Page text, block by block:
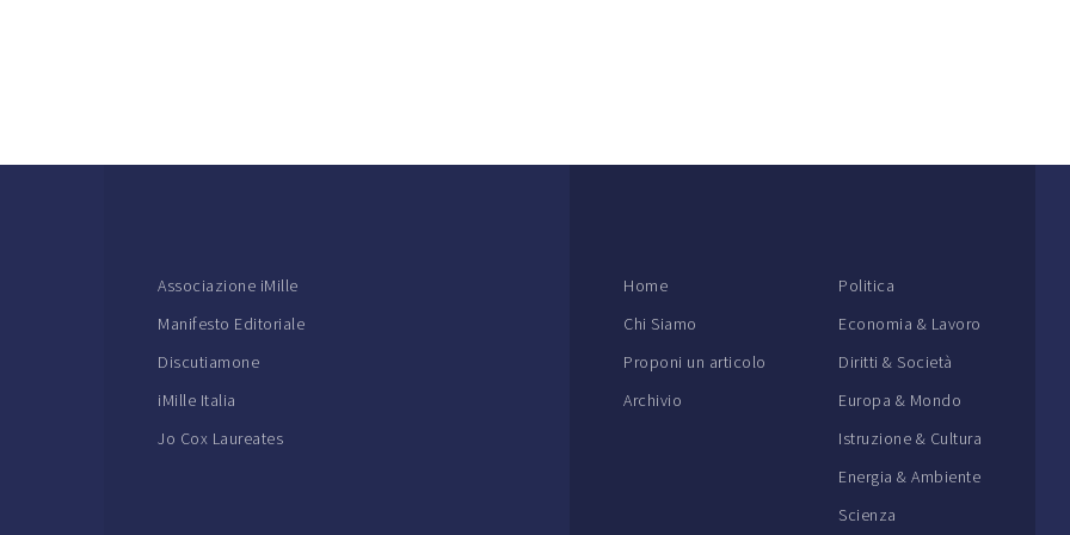
Associazione iMille
Manifesto Editoriale
Discutiamone
iMille Italia
Jo Cox Laureates
Home
Chi Siamo
Proponi un articolo
Archivio
Politica
Economia & Lavoro
Diritti & Società
Europa & Mondo
Istruzione & Cultura
Energia & Ambiente
Scienza